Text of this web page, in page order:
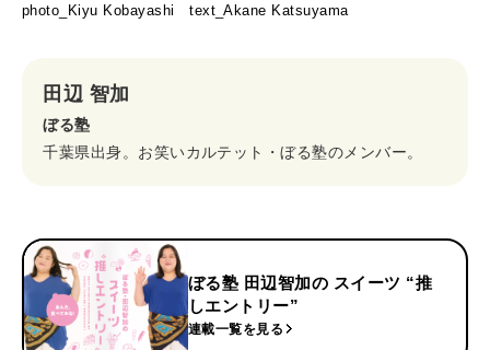
photo_Kiyu Kobayashi text_Akane Katsuyama
田辺 智加
ぼる塾
千葉県出身。お笑いカルテット・ぼる塾のメンバー。
ぼる塾 田辺智加の スイーツ “推
しエントリー”
連載一覧を見る